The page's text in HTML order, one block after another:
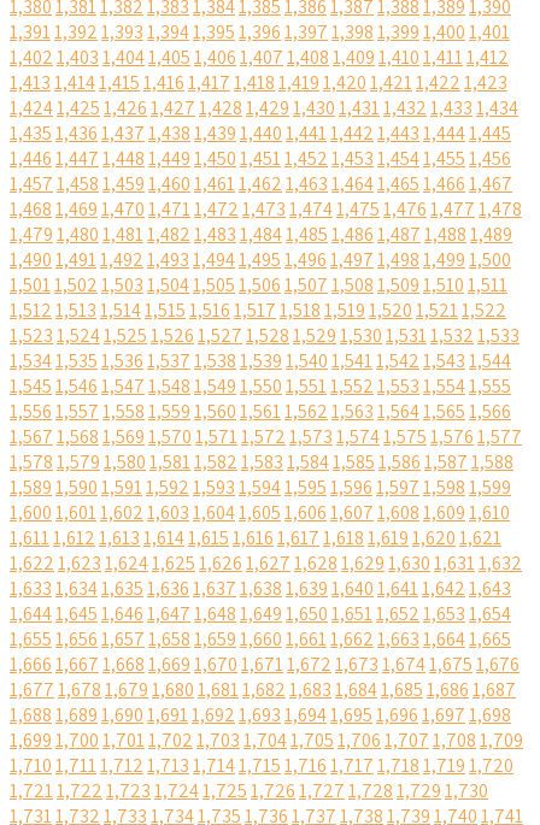
1,3801,3811,3821,3831,3841,3851,3861,3871,3881,3891,390
1,3911,3921,3931,3941,3951,3961,3971,3981,3991,4001,401
1,4021,4031,4041,4051,4061,4071,4081,4091,4101,4111,412
1,4131,4141,4151,4161,4171,4181,4191,4201,4211,4221,423
1,4241,4251,4261,4271,4281,4291,4301,4311,4321,4331,434
1,4351,4361,4371,4381,4391,4401,4411,4421,4431,4441,445
1,4461,4471,4481,4491,4501,4511,4521,4531,4541,4551,456
1,4571,4581,4591,4601,4611,4621,4631,4641,4651,4661,467
1,4681,4691,4701,4711,4721,4731,4741,4751,4761,4771,478
1,4791,4801,4811,4821,4831,4841,4851,4861,4871,4881,489
1,4901,4911,4921,4931,4941,4951,4961,4971,4981,4991,500
1,5011,5021,5031,5041,5051,5061,5071,5081,5091,5101,511
1,5121,5131,5141,5151,5161,5171,5181,5191,5201,5211,522
1,5231,5241,5251,5261,5271,5281,5291,5301,5311,5321,533
1,5341,5351,5361,5371,5381,5391,5401,5411,5421,5431,544
1,5451,5461,5471,5481,5491,5501,5511,5521,5531,5541,555
1,5561,5571,5581,5591,5601,5611,5621,5631,5641,5651,566
1,5671,5681,5691,5701,5711,5721,5731,5741,5751,5761,577
1,5781,5791,5801,5811,5821,5831,5841,5851,5861,5871,588
1,5891,5901,5911,5921,5931,5941,5951,5961,5971,5981,599
1,6001,6011,6021,6031,6041,6051,6061,6071,6081,6091,610
1,6111,6121,6131,6141,6151,6161,6171,6181,6191,6201,621
1,6221,6231,6241,6251,6261,6271,6281,6291,6301,6311,632
1,6331,6341,6351,6361,6371,6381,6391,6401,6411,6421,643
1,6441,6451,6461,6471,6481,6491,6501,6511,6521,6531,654
1,6551,6561,6571,6581,6591,6601,6611,6621,6631,6641,665
1,6661,6671,6681,6691,6701,6711,6721,6731,6741,6751,676
1,6771,6781,6791,6801,6811,6821,6831,6841,6851,6861,687
1,6881,6891,6901,6911,6921,6931,6941,6951,6961,6971,698
1,6991,7001,7011,7021,7031,7041,7051,7061,7071,7081,709
1,7101,7111,7121,7131,7141,7151,7161,7171,7181,7191,720
1,7211,7221,7231,7241,7251,7261,7271,7281,7291,730
1,7311,7321,7331,7341,7351,7361,7371,7381,7391,7401,741